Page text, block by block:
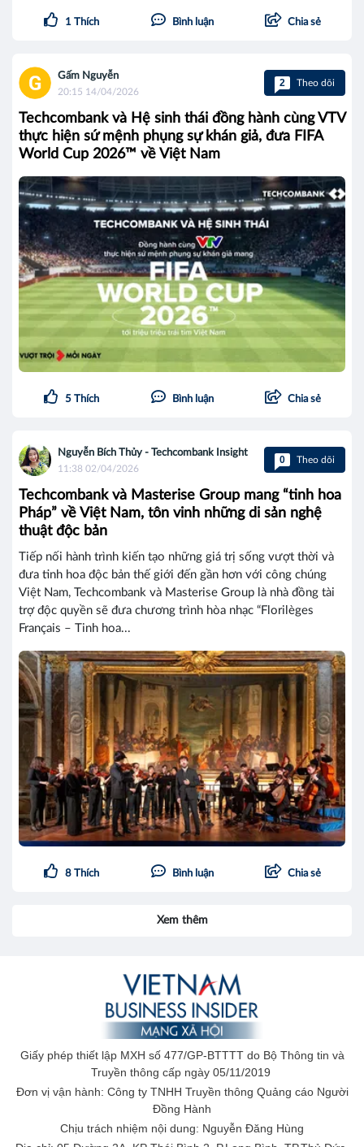
1 Thích Bình luận Chia sẻ
Gấm Nguyễn
20:15 14/04/2026
2 Theo dõi
Techcombank và Hệ sinh thái đồng hành cùng VTV
thực hiện sứ mệnh phụng sự khán giả, đưa FIFA
World Cup 2026™ về Việt Nam
5 Thích Bình luận Chia sẻ
Nguyễn Bích Thủy - Techcombank Insight
11:38 02/04/2026
0 Theo dõi
Techcombank và Masterise Group mang “tinh hoa
Pháp” về Việt Nam, tôn vinh những di sản nghệ
thuật độc bản
Tiếp nối hành trình kiến tạo những giá trị sống vượt thời và
đưa tinh hoa độc bản thế giới đến gần hơn với công chúng
Việt Nam, Techcombank và Masterise Group là nhà đồng tài
trợ độc quyền sẽ đưa chương trình hòa nhạc “Florilèges
Français – Tinh hoa...
8 Thích Bình luận Chia sẻ
Xem thêm
Giấy phép thiết lập MXH số 477/GP-BTTTT do Bộ Thông tin và
Truyền thông cấp ngày 05/11/2019
Đơn vị vận hành: Công ty TNHH Truyền thông Quảng cáo Người
Đồng Hành
Chịu trách nhiệm nội dung: Nguyễn Đăng Hùng